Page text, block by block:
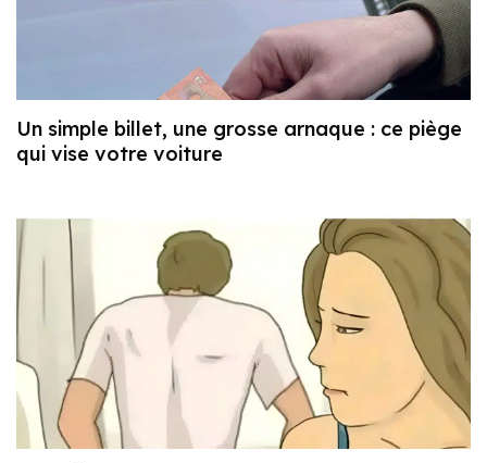
Un simple billet, une grosse arnaque : ce piège
qui vise votre voiture